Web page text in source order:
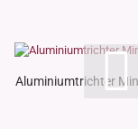
Aluminiumtrichter